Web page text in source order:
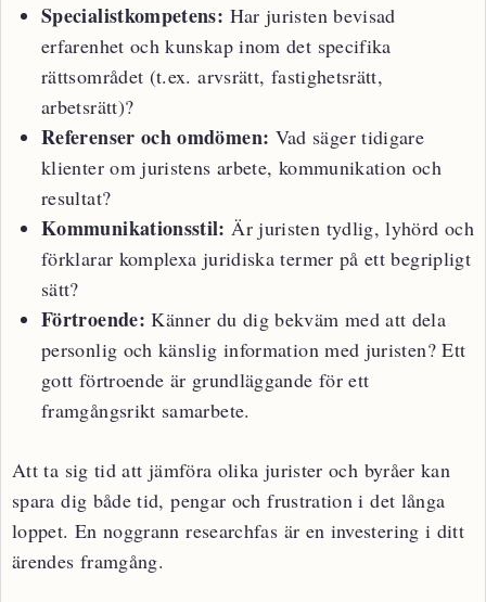
Specialistkompetens: Har juristen bevisad
erfarenhet och kunskap inom det specifika
rättsområdet (t.ex. arvsrätt, fastighetsrätt,
arbetsrätt)?
Referenser och omdömen: Vad säger tidigare
klienter om juristens arbete, kommunikation och
resultat?
Kommunikationsstil: Är juristen tydlig, lyhörd och
förklarar komplexa juridiska termer på ett begripligt
sätt?
Förtroende: Känner du dig bekväm med att dela
personlig och känslig information med juristen? Ett
gott förtroende är grundläggande för ett
framgångsrikt samarbete.
Att ta sig tid att jämföra olika jurister och byråer kan
spara dig både tid, pengar och frustration i det långa
loppet. En noggrann researchfas är en investering i ditt
ärendes framgång.